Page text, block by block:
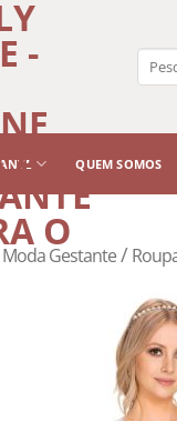
QUEM SOMOS
Moda Gestante/